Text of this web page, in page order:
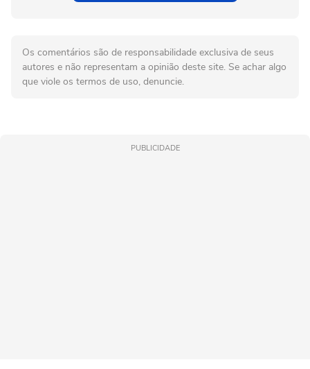
Os comentários são de responsabilidade exclusiva de seus
autores e não representam a opinião deste site. Se achar algo
que viole os termos de uso, denuncie.
PUBLICIDADE